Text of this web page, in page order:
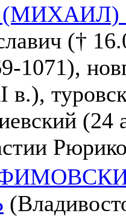
(†
1071),
в.),
(24